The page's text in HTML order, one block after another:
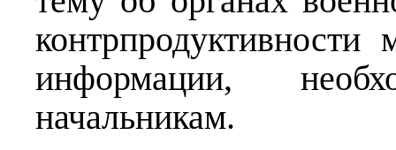
контрпродуктивности
информации,
начальникам.